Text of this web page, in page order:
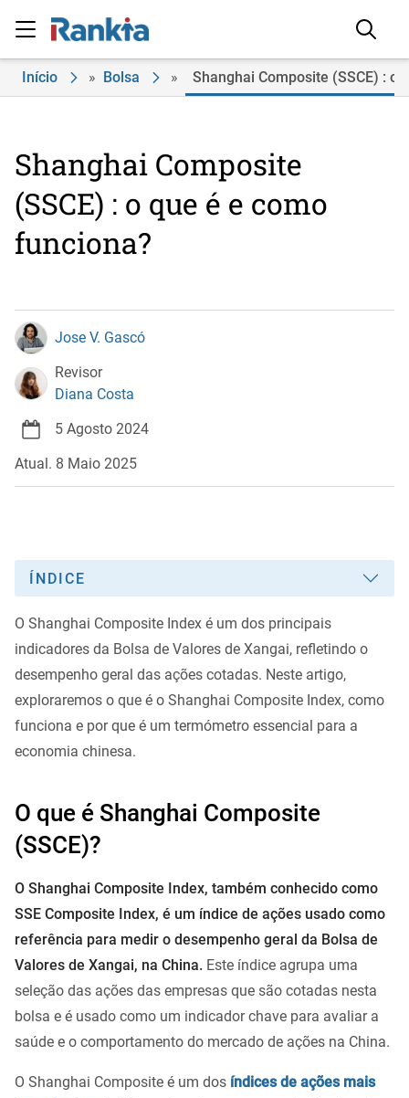
Início » Bolsa » Shanghai Composite (SSCE) : o
Shanghai Composite
(SSCE) : o que é e como
funciona?
Jose V. Gascó
Revisor
Diana Costa
5 Agosto 2024
Atual. 8 Maio 2025
ÍNDICE
O Shanghai Composite Index é um dos principais
indicadores da Bolsa de Valores de Xangai, refletindo o
desempenho geral das ações cotadas. Neste artigo,
exploraremos o que é o Shanghai Composite Index, como
funciona e por que é um termómetro essencial para a
economia chinesa.
O que é Shanghai Composite
(SSCE)?
O Shanghai Composite Index, também conhecido como
SSE Composite Index, é um índice de ações usado como
referência para medir o desempenho geral da Bolsa de
Valores de Xangai, na China. Este índice agrupa uma
seleção das ações das empresas que são cotadas nesta
bolsa e é usado como um indicador chave para avaliar a
saúde e o comportamento do mercado de ações na China.
O Shanghai Composite é um dos índices de ações mais